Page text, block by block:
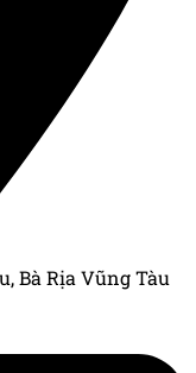
Bà Rịa Vũng Tàu